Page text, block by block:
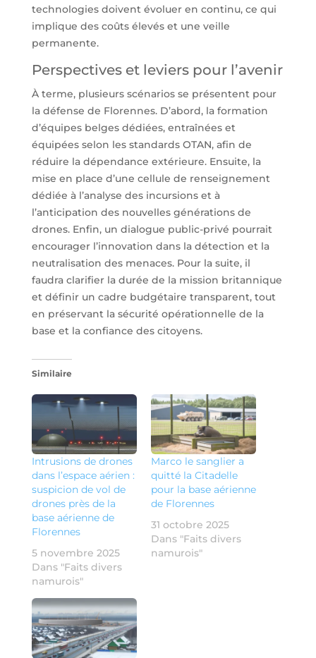
technologies doivent évoluer en continu, ce qui
implique des coûts élevés et une veille
permanente.
Perspectives et leviers pour l’avenir
À terme, plusieurs scénarios se présentent pour
la défense de Florennes. D’abord, la formation
d’équipes belges dédiées, entraînées et
équipées selon les standards OTAN, afin de
réduire la dépendance extérieure. Ensuite, la
mise en place d’une cellule de renseignement
dédiée à l’analyse des incursions et à
l’anticipation des nouvelles générations de
drones. Enfin, un dialogue public-privé pourrait
encourager l’innovation dans la détection et la
neutralisation des menaces. Pour la suite, il
faudra clarifier la durée de la mission britannique
et définir un cadre budgétaire transparent, tout
en préservant la sécurité opérationnelle de la
base et la confiance des citoyens.
Similaire
Intrusions de drones
dans l’espace aérien :
suspicion de vol de
drones près de la
base aérienne de
Florennes
5 novembre 2025
Dans "Faits divers
namurois"
Marco le sanglier a
quitté la Citadelle
pour la base aérienne
de Florennes
31 octobre 2025
Dans "Faits divers
namurois"